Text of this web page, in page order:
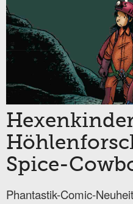
Spice-
Phantastik-Comic-